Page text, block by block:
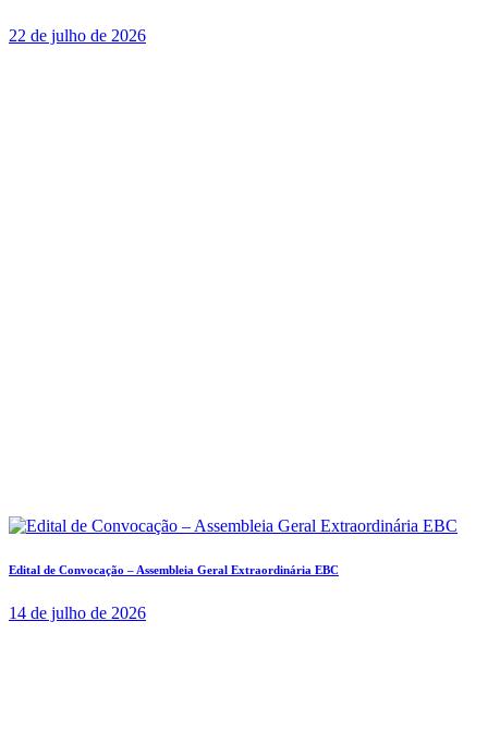
22 de julho de 2026
Edital de Convocação – Assembleia Geral Extraordinária EBC
14 de julho de 2026